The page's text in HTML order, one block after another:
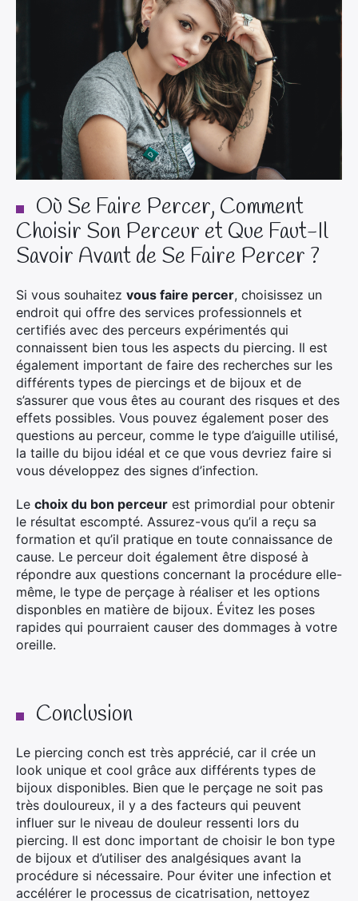
Où Se Faire Percer, Comment
Choisir Son Perceur et Que Faut-Il
Savoir Avant de Se Faire Percer ?
Si vous souhaitez vous faire percer, choisissez un
endroit qui offre des services professionnels et
certifiés avec des perceurs expérimentés qui
connaissent bien tous les aspects du piercing. Il est
également important de faire des recherches sur les
différents types de piercings et de bijoux et de
s’assurer que vous êtes au courant des risques et des
effets possibles. Vous pouvez également poser des
questions au perceur, comme le type d’aiguille utilisé,
la taille du bijou idéal et ce que vous devriez faire si
vous développez des signes d’infection.
Le choix du bon perceur est primordial pour obtenir
le résultat escompté. Assurez-vous qu’il a reçu sa
formation et qu’il pratique en toute connaissance de
cause. Le perceur doit également être disposé à
répondre aux questions concernant la procédure elle-
même, le type de perçage à réaliser et les options
disponbles en matière de bijoux. Évitez les poses
rapides qui pourraient causer des dommages à votre
oreille.
Conclusion
Le piercing conch est très apprécié, car il crée un
look unique et cool grâce aux différents types de
bijoux disponibles. Bien que le perçage ne soit pas
très douloureux, il y a des facteurs qui peuvent
influer sur le niveau de douleur ressenti lors du
piercing. Il est donc important de choisir le bon type
de bijoux et d’utiliser des analgésiques avant la
procédure si nécessaire. Pour éviter une infection et
accélérer le processus de cicatrisation, nettoyez